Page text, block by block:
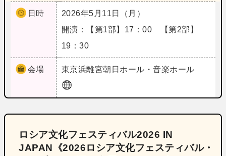
日時
2026年5月11日（月）
開演：【第1部】17：00 【第2部】
19：30
会場 東京浜離宮朝日ホール・音楽ホール
ロシア文化フェスティバル2026 IN
JAPAN《2026ロシア文化フェスティバル・